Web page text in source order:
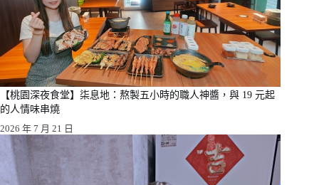
【桃園深夜食堂】柒息地：熬製五小時的職人神醬，與 19 元起
的人情味串燒
2026 年 7 月 21 日